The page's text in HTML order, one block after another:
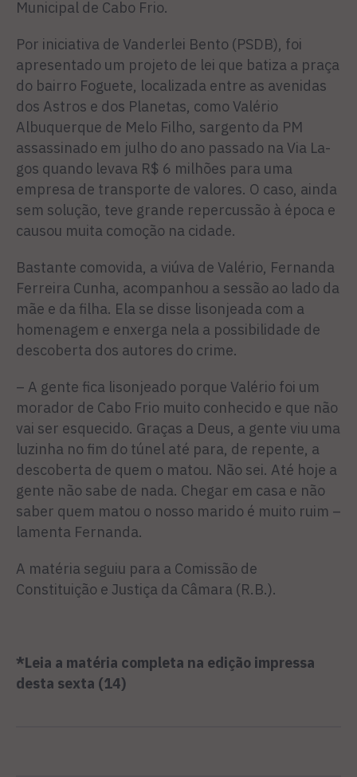
Municipal de Cabo Frio.
Por iniciativa de Vanderlei Bento (PSDB), foi
apresentado um projeto de lei que batiza a praça
do bairro Foguete, locali­zada entre as avenidas
dos As­tros e dos Planetas, como Valé­rio
Albuquerque de Melo Filho, sargento da PM
assassinado em julho do ano passado na Via La­
gos quando levava R$ 6 milhões para uma
empresa de transporte de valores. O caso, ainda
sem solução, teve grande repercus­são à época e
causou muita co­moção na cidade.
Bastante comovida, a viúva de Valério, Fernanda
Ferreira Cunha, acompanhou a sessão ao lado da
mãe e da filha. Ela se dis­se lisonjeada com a
homenagem e enxerga nela a possibilidade de
descoberta dos autores do crime.
– A gente fica lisonjeado por­que Valério foi um
morador de Cabo Frio muito conhecido e que não
vai ser esquecido. Gra­ças a Deus, a gente viu uma
luzi­nha no fim do túnel até para, de repente, a
descoberta de quem o matou. Não sei. Até hoje a
gen­te não sabe de nada. Chegar em casa e não
saber quem matou o nosso marido é muito ruim –
la­menta Fernanda.
A matéria seguiu para a Co­missão de
Constituição e Justiça da Câmara (R.B.).
*Leia a matéria completa na edição impressa
desta sexta (14)